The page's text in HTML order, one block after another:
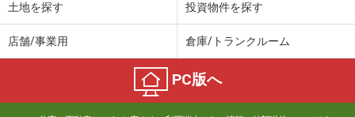
土地を探す 投資物件を探す
店舗/事業用 倉庫/トランクルーム
PC版へ